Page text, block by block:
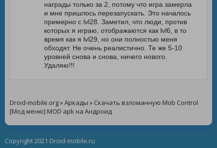
награды только за 2, потому что игра замерла
и мне пришлось перезапускать. Это началось
примерно с lvl28. Заметил, что люди, против
которых я играю, отображаются как lvl6, в то
время как я lvl29, но они полностью меня
обходят. Не очень реалистично. Те же 5-10
уровней снова и снова, ничего нового.
Удаляю!!!
Droid-mobile.org»Аркады » Скачать взломанную Mob Control
[Мод меню] MOD apk на Андроид
Copyright 2021 Droid-mobile.ru